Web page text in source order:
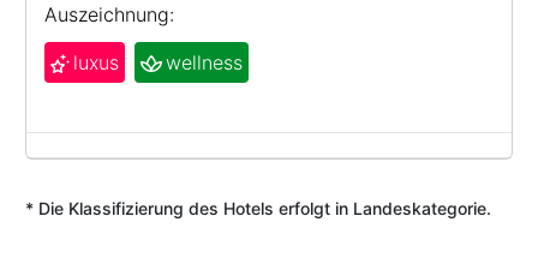
Auszeichnung:
luxus
wellness
* Die Klassifizierung des Hotels erfolgt in Landeskategorie.